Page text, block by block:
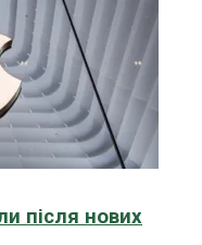
після нових